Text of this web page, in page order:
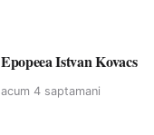
Epopeea Istvan Kovacs
acum 4 saptamani